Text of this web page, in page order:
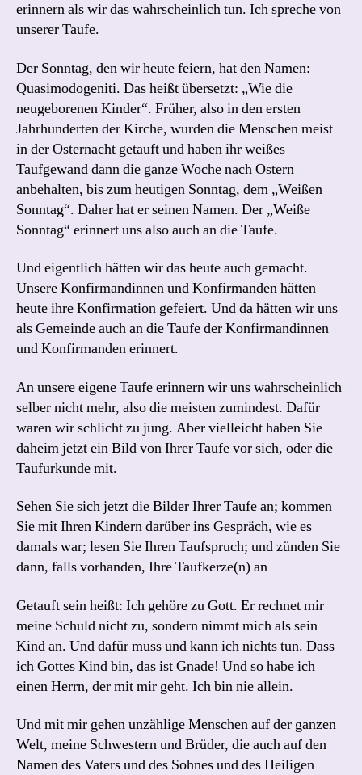
erinnern als wir das wahrscheinlich tun. Ich spreche von
unserer Taufe.
Der Sonntag, den wir heute feiern, hat den Namen:
Quasimodogeniti. Das heißt übersetzt: „Wie die
neugeborenen Kinder“. Früher, also in den ersten
Jahrhunderten der Kirche, wurden die Menschen meist
in der Osternacht getauft und haben ihr weißes
Taufgewand dann die ganze Woche nach Ostern
anbehalten, bis zum heutigen Sonntag, dem „Weißen
Sonntag“. Daher hat er seinen Namen. Der „Weiße
Sonntag“ erinnert uns also auch an die Taufe.
Und eigentlich hätten wir das heute auch gemacht.
Unsere Konfirmandinnen und Konfirmanden hätten
heute ihre Konfirmation gefeiert. Und da hätten wir uns
als Gemeinde auch an die Taufe der Konfirmandinnen
und Konfirmanden erinnert.
An unsere eigene Taufe erinnern wir uns wahrscheinlich
selber nicht mehr, also die meisten zumindest. Dafür
waren wir schlicht zu jung. Aber vielleicht haben Sie
daheim jetzt ein Bild von Ihrer Taufe vor sich, oder die
Taufurkunde mit.
Sehen Sie sich jetzt die Bilder Ihrer Taufe an; kommen
Sie mit Ihren Kindern darüber ins Gespräch, wie es
damals war; lesen Sie Ihren Taufspruch; und zünden Sie
dann, falls vorhanden, Ihre Taufkerze(n) an
Getauft sein heißt: Ich gehöre zu Gott. Er rechnet mir
meine Schuld nicht zu, sondern nimmt mich als sein
Kind an. Und dafür muss und kann ich nichts tun. Dass
ich Gottes Kind bin, das ist Gnade! Und so habe ich
einen Herrn, der mit mir geht. Ich bin nie allein.
Und mit mir gehen unzählige Menschen auf der ganzen
Welt, meine Schwestern und Brüder, die auch auf den
Namen des Vaters und des Sohnes und des Heiligen